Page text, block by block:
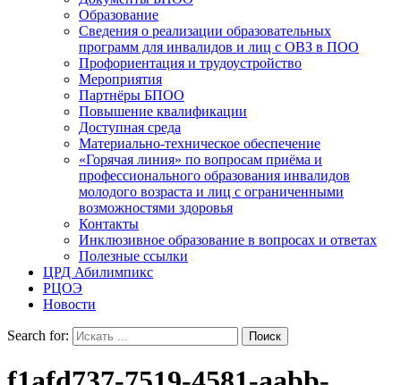
Образование
Сведения о реализации образовательных
программ для инвалидов и лиц с ОВЗ в ПОО
Профориентация и трудоустройство
Мероприятия
Партнёры БПОО
Повышение квалификации
Доступная среда
Материально-техническое обеспечение
«Горячая линия» по вопросам приёма и
профессионального образования инвалидов
молодого возраста и лиц с ограниченными
возможностями здоровья
Контакты
Инклюзивное образование в вопросах и ответах
Полезные ссылки
ЦРД Абилимпикс
РЦОЭ
Новости
Search for: